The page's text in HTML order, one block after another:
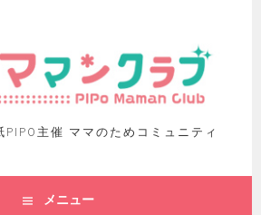
PIPO主催 ママのためコミュニティ
メニュー